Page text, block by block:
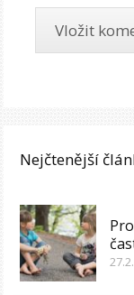
Nejčtenější